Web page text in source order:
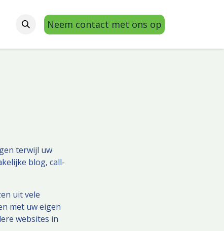
Neem contact met ons op
terwijl uw
blog, call-
uit vele
met uw eigen
websites in